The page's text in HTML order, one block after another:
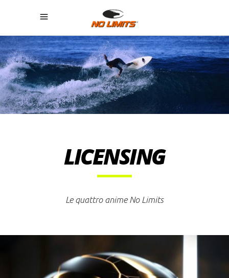
LICENSING
Le quattro anime No Limits